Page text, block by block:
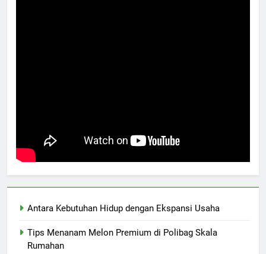
Antara Kebutuhan Hidup dengan Ekspansi Usaha
Tips Menanam Melon Premium di Polibag Skala
Rumahan